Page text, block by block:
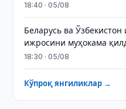
18:40 · 05/08
Беларусь ва
ижросини муҳокама
18:30 · 05/08
Кўпроқ янгиликлар →